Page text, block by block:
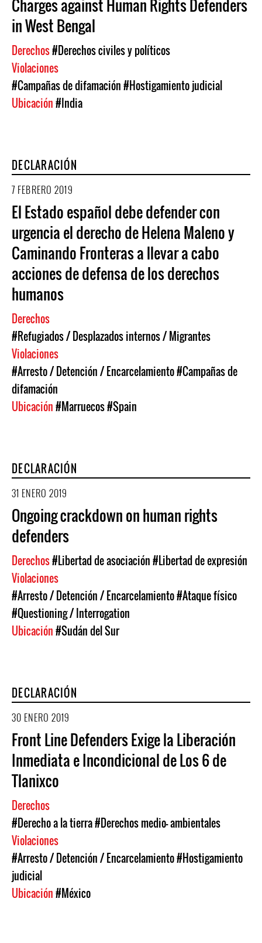
Charges against Human Rights Defenders
in West Bengal
Derechos#Derechos civiles y políticos
Violaciones
#Campañas de difamación#Hostigamiento judicial
Ubicación#India
DECLARACIÓN
7 FEBRERO 2019
El Estado español debe defender con
urgencia el derecho de Helena Maleno y
Caminando Fronteras a llevar a cabo
acciones de defensa de los derechos
humanos
Derechos
#Refugiados / Desplazados internos / Migrantes
Violaciones
#Arresto / Detención / Encarcelamiento#Campañas de
difamación
Ubicación#Marruecos#Spain
DECLARACIÓN
31 ENERO 2019
Ongoing crackdown on human rights
defenders
Derechos#Libertad de asociación#Libertad de expresión
Violaciones
#Arresto / Detención / Encarcelamiento#Ataque físico
#Questioning / Interrogation
Ubicación#Sudán del Sur
DECLARACIÓN
30 ENERO 2019
Front Line Defenders Exige la Liberación
Inmediata e Incondicional de Los 6 de
Tlanixco
Derechos
#Derecho a la tierra#Derechos medio- ambientales
Violaciones
#Arresto / Detención / Encarcelamiento#Hostigamiento
judicial
Ubicación#México